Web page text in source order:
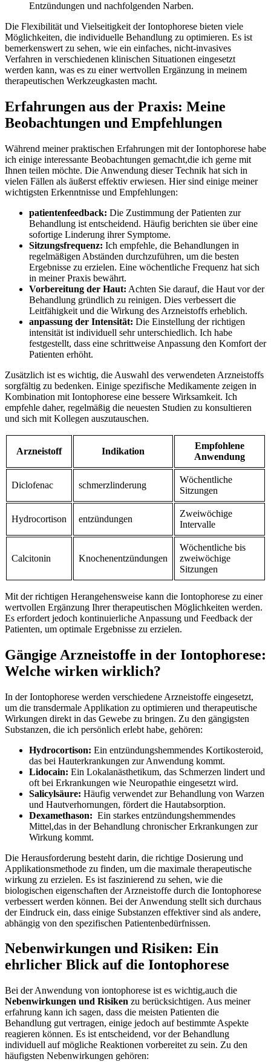
Entzündungen ⁢und nachfolgenden Narben.
Die Flexibilität‌ und Vielseitigkeit der Iontophorese bieten viele
Möglichkeiten, die individuelle Behandlung⁣ zu optimieren. ⁢Es ist⁤
bemerkenswert ⁢zu sehen,⁤ wie ein‌ einfaches, nicht-invasives
‍Verfahren‌ in⁣ verschiedenen ​klinischen Situationen eingesetzt
werden kann, was es‌ zu einer⁣ wertvollen Ergänzung ⁤in ⁢meinem
therapeutischen Werkzeugkasten ⁢macht.
Erfahrungen aus der Praxis:⁤ Meine
⁣Beobachtungen und Empfehlungen
Während meiner praktischen Erfahrungen mit der​ Iontophorese habe
ich⁤ einige interessante ‌Beobachtungen​ gemacht,die ich ⁢gerne mit⁢
Ihnen teilen möchte. Die Anwendung dieser Technik ⁣hat sich in
vielen Fällen als äußerst effektiv erwiesen. Hier sind ⁣einige meiner
wichtigsten Erkenntnisse‌ und Empfehlungen:
patientenfeedback: Die ⁢Zustimmung der ‍Patienten zur
‌Behandlung ist ⁣entscheidend. Häufig berichten sie‌ über ‌eine‍
sofortige Linderung ihrer ⁢Symptome.
Sitzungsfrequenz: Ich empfehle, die Behandlungen in
regelmäßigen Abständen ⁣durchzuführen, ​um die besten
‍Ergebnisse zu erzielen.⁣ Eine ‍wöchentliche ‍Frequenz⁤ hat⁣ sich⁣
in meiner Praxis bewährt.
Vorbereitung‍ der Haut: Achten Sie darauf,​ die Haut vor der
Behandlung⁣ gründlich zu reinigen.‌ Dies verbessert⁣ die
Leitfähigkeit und ‌die Wirkung des Arzneistoffs erheblich.
anpassung der Intensität: Die Einstellung der richtigen‌
intensität ist ‌individuell sehr unterschiedlich. Ich habe
⁢festgestellt, dass eine schrittweise Anpassung den Komfort der
Patienten erhöht.
Zusätzlich ⁢ist es wichtig, die Auswahl des verwendeten​ Arzneistoffs⁢
sorgfältig zu⁤ bedenken. ⁣Einige spezifische Medikamente ‍zeigen in
⁤Kombination mit Iontophorese ‍eine bessere⁣ Wirksamkeit. Ich‍
empfehle⁤ daher,‍ regelmäßig die neuesten Studien zu konsultieren
‌und sich mit Kollegen auszutauschen.
Arzneistoff Indikation
Empfohlene
Anwendung
Diclofenac schmerzlinderung
Wöchentliche
Sitzungen
Hydrocortison entzündungen
Zweiwöchige‍
Intervalle
Calcitonin Knochenentzündungen
Wöchentliche bis
zweiwöchige
Sitzungen
Mit ​der richtigen Herangehensweise ‍kann die Iontophorese ⁤zu einer⁣
wertvollen Ergänzung Ihrer ⁢therapeutischen Möglichkeiten⁣ werden.⁣
Es erfordert jedoch kontinuierliche Anpassung‌ und Feedback⁣ der
Patienten, ​um optimale Ergebnisse zu erzielen.
Gängige Arzneistoffe in der Iontophorese:​
Welche wirken wirklich?
In der ⁤Iontophorese werden verschiedene Arzneistoffe​ eingesetzt,
um die ​transdermale ​Applikation zu optimieren und ⁣therapeutische
Wirkungen ⁣direkt in das Gewebe zu‍ bringen. ‍Zu⁣ den gängigsten
Substanzen, ⁣die ich persönlich erlebt ‍habe, gehören:
Hydrocortison: Ein entzündungshemmendes​ Kortikosteroid,⁤
das bei Hauterkrankungen zur Anwendung kommt.
Lidocain: Ein Lokalanästhetikum, das Schmerzen lindert und
oft bei⁤ Erkrankungen wie ⁤Neuropathie ‌eingesetzt ‌wird.
Salicylsäure: ⁤Häufig verwendet zur ⁣Behandlung von ⁣Warzen
⁢und Hautverhornungen,​ fördert‌ die Hautabsorption.
Dexamethason: ‌ Ein ‌starkes‌ entzündungshemmendes⁣
Mittel,das in der Behandlung ‍chronischer Erkrankungen zur
Wirkung kommt.
Die Herausforderung besteht ‌darin, die⁢ richtige Dosierung und
‌Applikationsmethode zu‍ finden, um die ​maximale therapeutische‍
wirkung zu erzielen. Es ist ‌faszinierend zu sehen,⁣ wie die
biologischen‌ eigenschaften der Arzneistoffe durch die Iontophorese
verbessert werden können. Bei der Anwendung stellt⁢ sich durchaus ​
der⁢ Eindruck ein, ⁢dass einige Substanzen ⁤effektiver‌ sind als andere,
abhängig von den spezifischen Patientenbedürfnissen.
Nebenwirkungen und Risiken: ‌Ein
ehrlicher ‍Blick auf die Iontophorese
Bei⁢ der ⁢Anwendung​ von iontophorese ​ist es wichtig,auch die​
Nebenwirkungen und ⁢Risiken zu⁣ berücksichtigen. Aus meiner
erfahrung kann ich sagen, dass⁢ die ​meisten Patienten die‌
Behandlung gut⁢ vertragen,⁣ einige jedoch auf bestimmte Aspekte⁣
reagieren können. Es ⁤ist entscheidend, ​vor der ⁣Behandlung
individuell auf mögliche Reaktionen vorbereitet zu sein. Zu den
häufigsten Nebenwirkungen gehören: